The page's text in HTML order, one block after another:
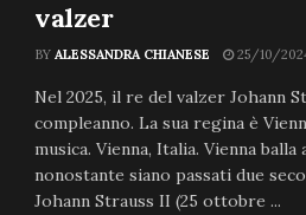
valzer
BY ALESSANDRA CHIANESE 25/10/
Nel 2025, il re del valzer Johann
compleanno. La sua regina è
musica. Vienna, Italia. Vienna
nonostante siano passati due
Johann Strauss II (25 ottobre ...